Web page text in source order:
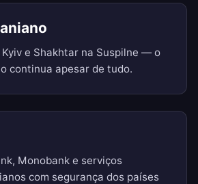
e Shakhtar na Suspilne — o
continua apesar de tudo.
Monobank e serviços
com segurança dos países